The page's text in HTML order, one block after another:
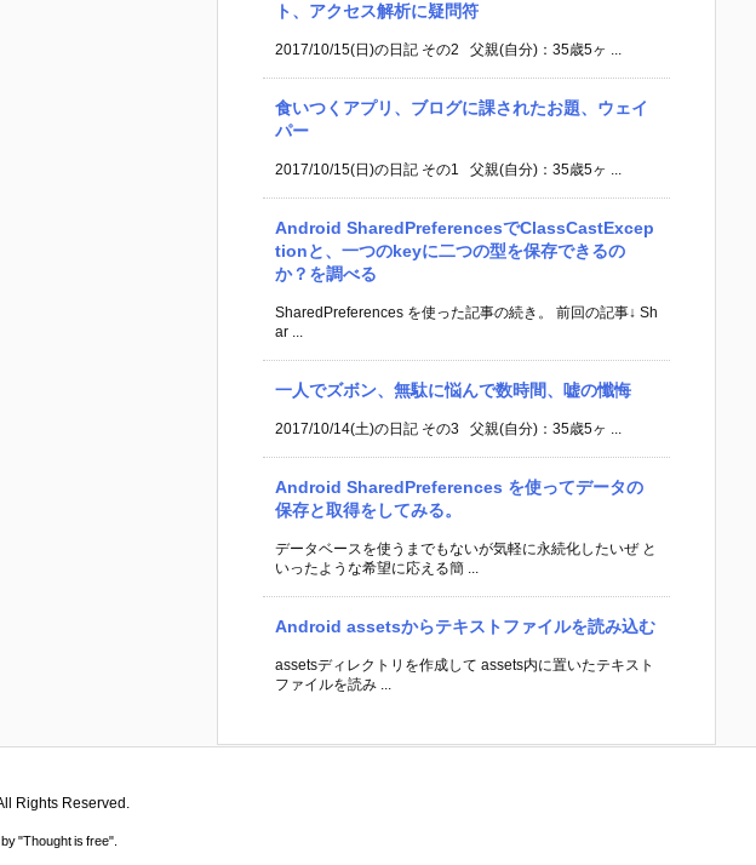
ト、アクセス解析に疑問符
2017/10/15(日)の日記 その2 父親(自分)：35歳5ヶ ...
食いつくアプリ、ブログに課されたお題、ウェイ
パー
2017/10/15(日)の日記 その1 父親(自分)：35歳5ヶ ...
Android SharedPreferencesでClassCastExcep
tionと、一つのkeyに二つの型を保存できるの
か？を調べる
SharedPreferences を使った記事の続き。 前回の記事↓ Sh
ar ...
一人でズボン、無駄に悩んで数時間、嘘の懺悔
2017/10/14(土)の日記 その3 父親(自分)：35歳5ヶ ...
Android SharedPreferences を使ってデータの
保存と取得をしてみる。
データベースを使うまでもないが気軽に永続化したいぜ と
いったような希望に応える簡 ...
Android assetsからテキストファイルを読み込む
assetsディレクトリを作成して assets内に置いたテキスト
ファイルを読み ...
Rights Reserved.
"Thought is free".